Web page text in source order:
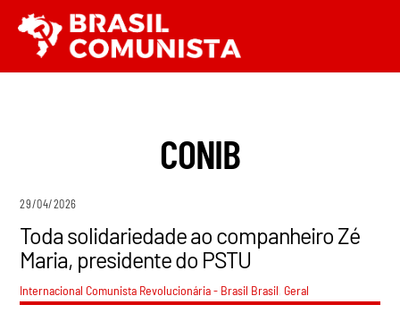
para
o
CONIB
29/04/2026
Toda solidariedade ao companheiro Zé
Maria, presidente do PSTU
Internacional Comunista Revolucionária - Brasil Brasil ,Geral